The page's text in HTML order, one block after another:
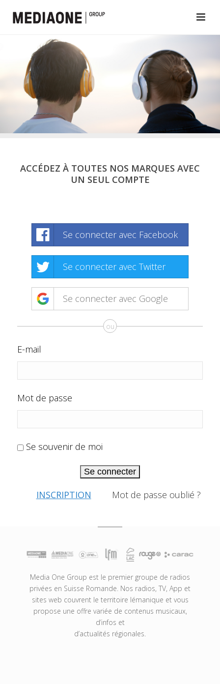
ACCÉDEZ À TOUTES NOS MARQUES AVEC
UN SEUL COMPTE
Se connecter avec Facebook
Se connecter avec Twitter
Se connecter avec Google
ou
E-mail
Mot de passe
Se souvenir de moi
Se connecter
INSCRIPTION Mot de passe oublié ?
Media One Group est le premier groupe de radios
privées en Suisse Romande. Nos radios, TV, App et
sites web couvrent le territoire lémanique et vous
propose une offre variée de contenus musicaux,
d’infos et
d’actualités régionales.